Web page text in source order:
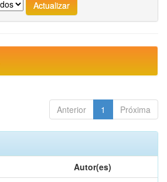
Anterior 1 Próxima
Autor(es)